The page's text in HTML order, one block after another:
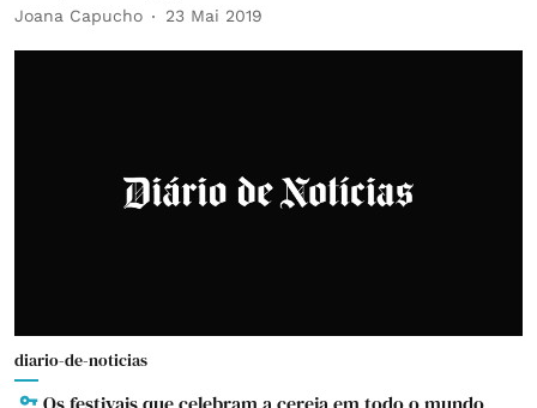
Joana Capucho 23 Mai 2019
diario-de-noticias